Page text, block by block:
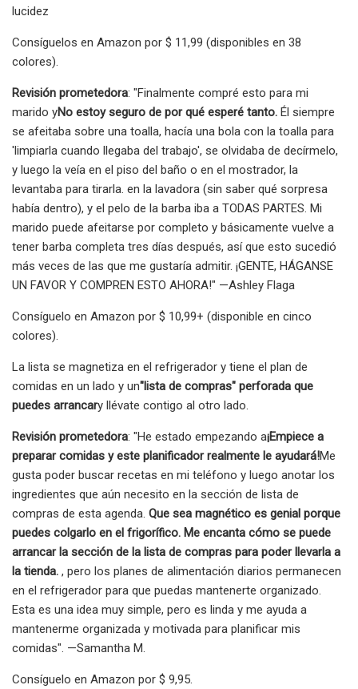
lucidez
Consíguelos en Amazon por $ 11,99 (disponibles en 38
colores).
Revisión prometedora: "Finalmente compré esto para mi
marido yNo estoy seguro de por qué esperé tanto. Él siempre
se afeitaba sobre una toalla, hacía una bola con la toalla para
'limpiarla cuando llegaba del trabajo', se olvidaba de decírmelo,
y luego la veía en el piso del baño o en el mostrador, la
levantaba para tirarla. en la lavadora (sin saber qué sorpresa
había dentro), y el pelo de la barba iba a TODAS PARTES. Mi
marido puede afeitarse por completo y básicamente vuelve a
tener barba completa tres días después, así que esto sucedió
más veces de las que me gustaría admitir. ¡GENTE, HÁGANSE
UN FAVOR Y COMPREN ESTO AHORA!" —Ashley Flaga
Consíguelo en Amazon por $ 10,99+ (disponible en cinco
colores).
La lista se magnetiza en el refrigerador y tiene el plan de
comidas en un lado y un"lista de compras" perforada que
puedes arrancary llévate contigo al otro lado.
Revisión prometedora: "He estado empezando a¡Empiece a
preparar comidas y este planificador realmente le ayudará!Me
gusta poder buscar recetas en mi teléfono y luego anotar los
ingredientes que aún necesito en la sección de lista de
compras de esta agenda. Que sea magnético es genial porque
puedes colgarlo en el frigorífico. Me encanta cómo se puede
arrancar la sección de la lista de compras para poder llevarla a
la tienda. , pero los planes de alimentación diarios permanecen
en el refrigerador para que puedas mantenerte organizado.
Esta es una idea muy simple, pero es linda y me ayuda a
mantenerme organizada y motivada para planificar mis
comidas". —Samantha M.
Consíguelo en Amazon por $ 9,95.